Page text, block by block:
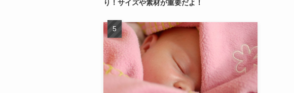
り！サイズや素材が重要だよ！